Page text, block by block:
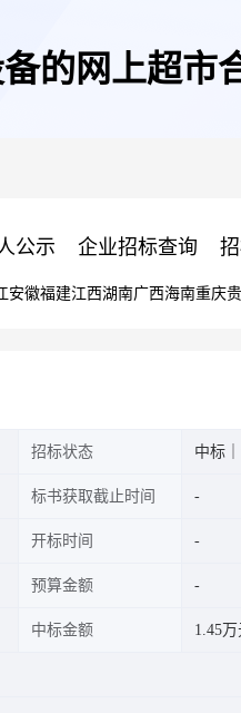
的网上超市
公示 企业招标查询
安徽福建江西湖南广西海南重庆
招标状态 中标
标书获取截止时间
开标时间
预算金额
中标金额 1.45